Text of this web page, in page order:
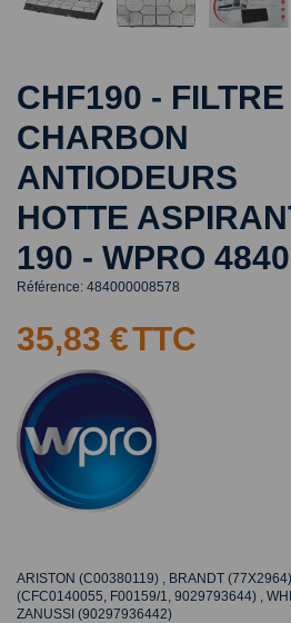
CHF190 -
CHARBON
ANTIODEURS
HOTTE
190 - WPRO
Référence: 484000008578
35,83 €TTC
ARISTON (C00380119) , BRANDT
(CFC0140055, F00159/1, 9029793644) ,
ZANUSSI (90297936442)